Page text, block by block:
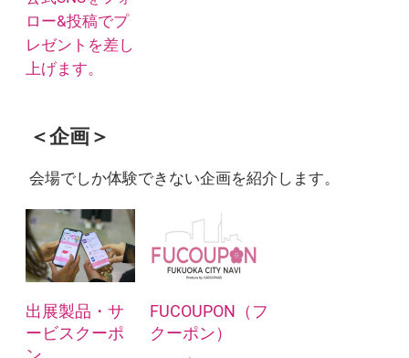
ロー&投稿でプ
レゼントを差し
上げます。
＜企画＞
会場でしか体験できない企画を紹介します。
出展製品・サ
ービスクーポ
FUCOUPON（フ
クーポン）